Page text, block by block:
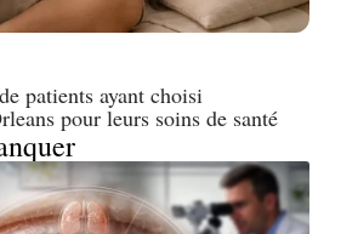
patients ayant choisi
pour leurs soins de santé